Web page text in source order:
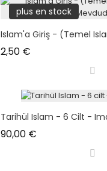
plus en stock
Islam'a Giriş - (Temel
2,50 €
Tarihül Islam - 6 Cilt -
90,00 €